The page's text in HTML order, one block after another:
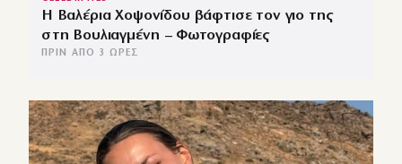
Η Βαλέρια Χοψονίδου βάφτισε τον γιο της
στη Βουλιαγμένη – Φωτογραφίες
ΠΡΙΝ ΑΠΌ 3 ΏΡΕΣ